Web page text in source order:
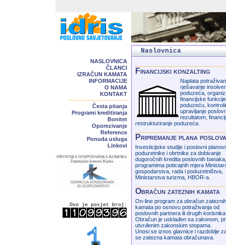
NASLOVNICA
ČLANCI
IZRAČUN KAMATA
INFORMACIJE
O NAMA
KONTAKT
Česta pitanja
Programi kreditiranja
Bonitet
Oporezivanje
Reference
Ponuda usluga
Linkovi
Ovo je posjet broj:
Naslovnica
Financijski konzalting
Naplata
rješavanje
poduzeća,
financijske
poduzeću,
upravljanje
rezultatom,
restrukturiranje poduzeća.
Pripremanje plana
Investicijske studije i poslovni
poduzetnike i obrtnike za dobivanje
dugoročnih kredita poslovnih
programima poticajnih mjera
gospodarstva, rada i poduzetništva,
Ministarstva turizma, HBOR-a.
Obračun zateznih kamata
On-line program za obračun zateznih
kamata po osnovu potraživanja od
poslovnih partnera ili drugih
Obračun je usklađen sa zakonom,
utvrđenim zakonskim stopama.
Unosi se iznos glavnice i razdoblje
se zatezna kamata obračunava.